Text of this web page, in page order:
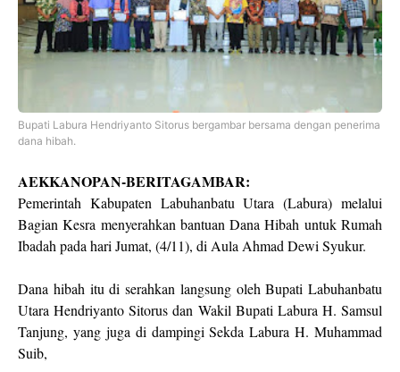
Bupati Labura Hendriyanto Sitorus bergambar bersama dengan penerima
dana hibah.
AEKKANOPAN-BERITAGAMBAR:
Pemerintah Kabupaten Labuhanbatu Utara (Labura) melalui
Bagian Kesra menyerahkan bantuan Dana Hibah untuk Rumah
Ibadah pada hari Jumat, (4/11), di Aula Ahmad Dewi Syukur.
Dana hibah itu di serahkan langsung oleh Bupati Labuhanbatu
Utara Hendriyanto Sitorus dan Wakil Bupati Labura H. Samsul
Tanjung, yang juga di dampingi Sekda Labura H. Muhammad
Suib,